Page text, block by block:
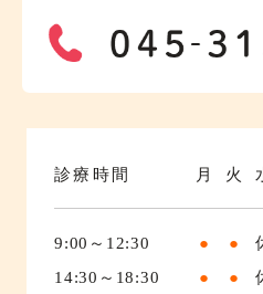
診療時間 月 火
9:00～12:30 ● ●
14:30～18:30
● ●